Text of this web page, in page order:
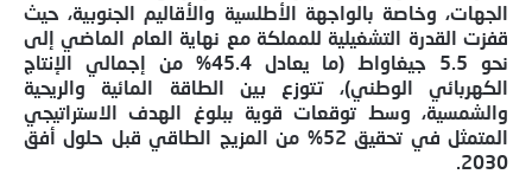
الجهات، وخاصة بالواجهة الأطلسية والأقاليم الجنوبية، حيث
قفزت القدرة التشغيلية للمملكة مع نهاية العام الماضي إلى
نحو 5.5 جيغاواط (ما يعادل 45.4% من إجمالي الإنتاج
الكهربائي الوطني)، تتوزع بين الطاقة المائية والريحية
والشمسية، وسط توقعات قوية ببلوغ الهدف الاستراتيجي
المتمثل في تحقيق 52% من المزيج الطاقي قبل حلول أفق
2030.